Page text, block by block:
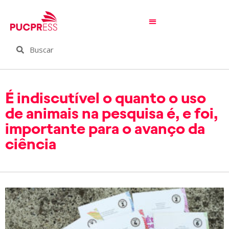
É indiscutível o quanto o uso
de animais na pesquisa é, e foi,
importante para o avanço da
ciência